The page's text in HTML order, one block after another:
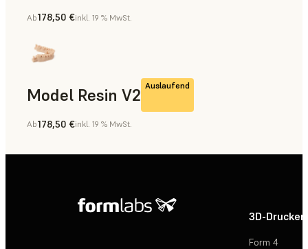
Rapid Prototyping, Zahnmedizin
Ab178,50 €inkl. 19 % MwSt.
Model Resin V2 Auslaufend
Zahnmedizin
Ab178,50 €inkl. 19 % MwSt.
3D-Drucker
Form 4